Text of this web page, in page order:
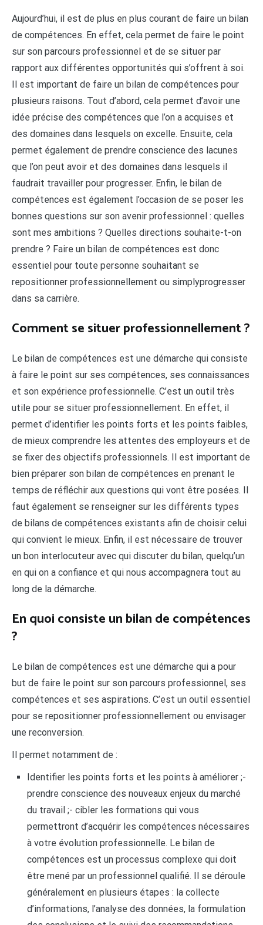
Aujourd’hui, il est de plus en plus courant de faire un bilan
de compétences. En effet, cela permet de faire le point
sur son parcours professionnel et de se situer par
rapport aux différentes opportunités qui s’offrent à soi.
Il est important de faire un bilan de compétences pour
plusieurs raisons. Tout d’abord, cela permet d’avoir une
idée précise des compétences que l’on a acquises et
des domaines dans lesquels on excelle. Ensuite, cela
permet également de prendre conscience des lacunes
que l’on peut avoir et des domaines dans lesquels il
faudrait travailler pour progresser. Enfin, le bilan de
compétences est également l’occasion de se poser les
bonnes questions sur son avenir professionnel : quelles
sont mes ambitions ? Quelles directions souhaite-t-on
prendre ? Faire un bilan de compétences est donc
essentiel pour toute personne souhaitant se
repositionner professionnellement ou simplyprogresser
dans sa carrière.
Comment se situer professionnellement ?
Le bilan de compétences est une démarche qui consiste
à faire le point sur ses compétences, ses connaissances
et son expérience professionnelle. C’est un outil très
utile pour se situer professionnellement. En effet, il
permet d’identifier les points forts et les points faibles,
de mieux comprendre les attentes des employeurs et de
se fixer des objectifs professionnels. Il est important de
bien préparer son bilan de compétences en prenant le
temps de réfléchir aux questions qui vont être posées. Il
faut également se renseigner sur les différents types
de bilans de compétences existants afin de choisir celui
qui convient le mieux. Enfin, il est nécessaire de trouver
un bon interlocuteur avec qui discuter du bilan, quelqu’un
en qui on a confiance et qui nous accompagnera tout au
long de la démarche.
En quoi consiste un bilan de compétences
?
Le bilan de compétences est une démarche qui a pour
but de faire le point sur son parcours professionnel, ses
compétences et ses aspirations. C’est un outil essentiel
pour se repositionner professionnellement ou envisager
une reconversion.
Il permet notamment de :
Identifier les points forts et les points à améliorer ;-
prendre conscience des nouveaux enjeux du marché
du travail ;- cibler les formations qui vous
permettront d’acquérir les compétences nécessaires
à votre évolution professionnelle. Le bilan de
compétences est un processus complexe qui doit
être mené par un professionnel qualifié. Il se déroule
généralement en plusieurs étapes : la collecte
d’informations, l’analyse des données, la formulation